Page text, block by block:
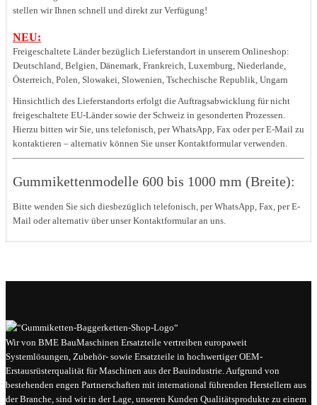
stellen wir Ihnen schnell und direkt zur Verfügung!
NEU:
Freigeschaltete Länder bezüglich Lieferstandort in unserem Onlineshop:
Deutschland, Belgien, Dänemark, Frankreich, Luxemburg, Niederlande,
Österreich, Polen, Slowakei, Slowenien, Tschechische Republik, Ungarn
Hinsichtlich des Lieferstandorts erfolgt die Auftragsabwicklung für nicht
freigeschaltete EU-Länder sowie der Schweiz in gesonderten Prozessen.
Hierzu bitten wir Sie, uns telefonisch, per WhatsApp, Fax oder per E-Mail zu
kontaktieren – alternativ können Sie unser Kontaktformular verwenden.
Gummikettenmodelle 600 bis 1000 mm (Breite):
Bitte wenden Sie sich diesbezüglich telefonisch, per WhatsApp, Fax, per E-
Mail oder alternativ über unser Kontaktformular an uns.
Wir von BME BauMaschinen Ersatzteile vertreiben europaweit
Systemlösungen, Zubehör- sowie Ersatzteile in hochwertiger OEM-
Erstausrüsterqualität für Maschinen aus der Bauindustrie. Aufgrund von
bestehenden engen Partnerschaften mit international führenden Herstellern aus
der Branche, sind wir in der Lage, unseren Kunden Qualitätsprodukte zu einem